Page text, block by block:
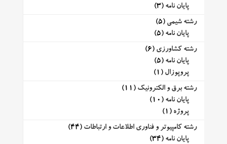
پایان نامه (3)
رشته شیمی (5)
پایان نامه (5)
رشته کشاورزی (6)
پایان نامه (5)
پروپوزال (1)
رشته برق و الکترونیک (11)
پایان نامه (10)
پروژه (1)
رشته کامپیوتر و فناوری اطلاعات و ارتباطات (44)
پایان نامه (34)